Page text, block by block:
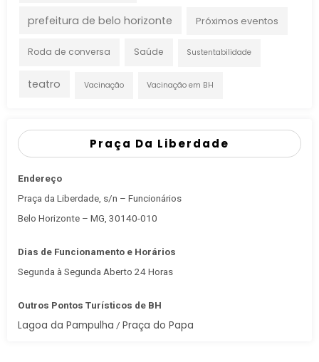
prefeitura de belo horizonte Próximos eventos
Roda de conversa Saúde Sustentabilidade
teatro Vacinação Vacinação em BH
Praça Da Liberdade
Endereço
Praça da Liberdade, s/n – Funcionários
Belo Horizonte – MG, 30140-010
Dias de Funcionamento e Horários
Segunda à Segunda Aberto 24 Horas
Outros Pontos Turísticos de BH
Lagoa da Pampulha / Praça do Papa